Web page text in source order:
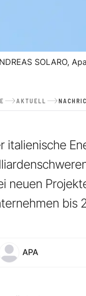
SOLARO, Apa
AKTUELL
italienische
neuen
bis
APA